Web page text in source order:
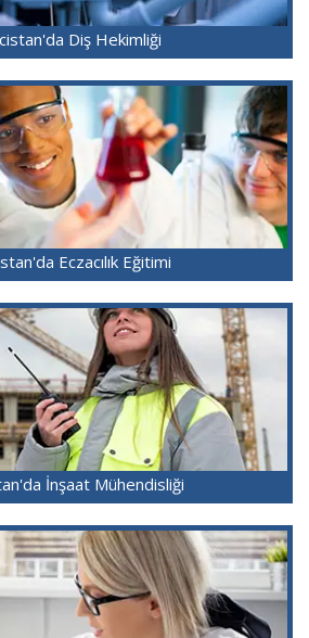
Diş Hekimliği
Eczacılık Eğitimi
İnşaat Mühendisliği